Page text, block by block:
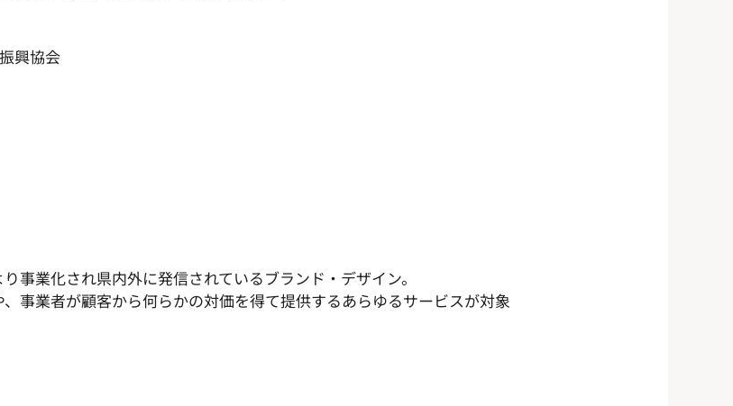
興協会
事業化され県内外に発信されているブランド・デザイン。
事業者が顧客から何らかの対価を得て提供するあらゆるサービスが対象